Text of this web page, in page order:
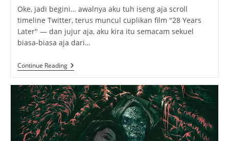
Oke, jadi begini… awalnya aku tuh iseng aja scroll
timeline Twitter, terus muncul cuplikan film "28 Years
Later" — dan jujur aja, aku kira itu semacam sekuel
biasa-biasa aja dari…
Continue Reading28
Years
Kembalinya
Teror
Zombi
Yang
Lebih
Brutal